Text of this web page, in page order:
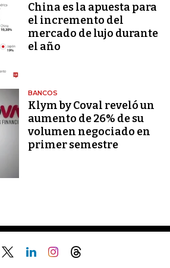
China es la apuesta para
el incremento del
mercado de lujo durante
el año
BANCOS
Klym by Coval reveló un
aumento de 26% de su
volumen negociado en
primer semestre